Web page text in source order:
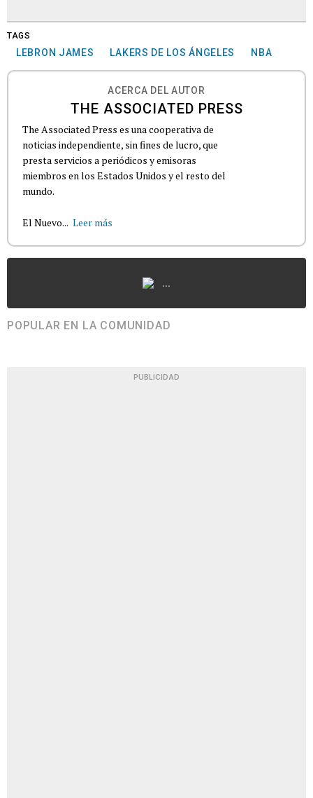
TAGS
LEBRON JAMES LAKERS DE LOS ÁNGELES NBA
ACERCA DEL AUTOR
THE ASSOCIATED PRESS
The Associated Press es una cooperativa de
noticias independiente, sin fines de lucro, que
presta servicios a periódicos y emisoras
miembros en los Estados Unidos y el resto del
mundo.
El Nuevo... Leer más
...
POPULAR EN LA COMUNIDAD
PUBLICIDAD